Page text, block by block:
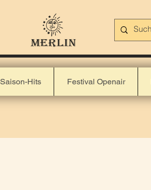
Saison-Hits Festival Openair